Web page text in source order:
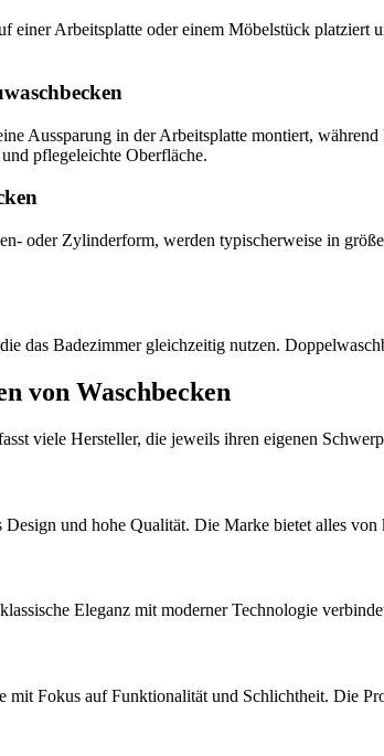
einer Arbeitsplatte oder einem Möbelstück
Aussparung in der Arbeitsplatte montiert,
pflegeleichte Oberfläche.
oder Zylinderform, werden typischerweise in
das Badezimmer gleichzeitig nutzen.
von Waschbecken
viele Hersteller, die jeweils ihren eigenen
und hohe Qualität. Die Marke bietet alles
Eleganz mit moderner Technologie
mit Fokus auf Funktionalität und Schlichtheit. Die